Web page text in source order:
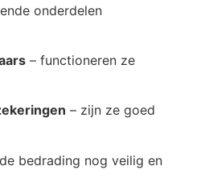
onderdelen
– functioneren ze
– zijn ze goed
bedrading nog veilig en